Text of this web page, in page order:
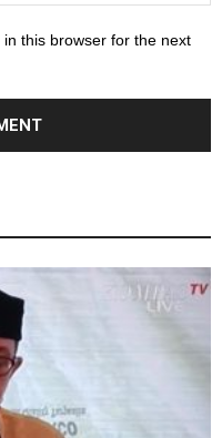
this browser for the next